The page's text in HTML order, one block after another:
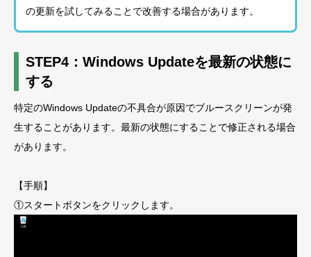
の更新を試してみることで改善する場合があります。
STEP4：Windows Updateを最新の状態に
する
特定のWindows Updateの不具合が原因でブルースクリーンが発
生することがあります。最新の状態にすることで修正される場合
があります。
【手順】
①スタートボタンをクリックします。